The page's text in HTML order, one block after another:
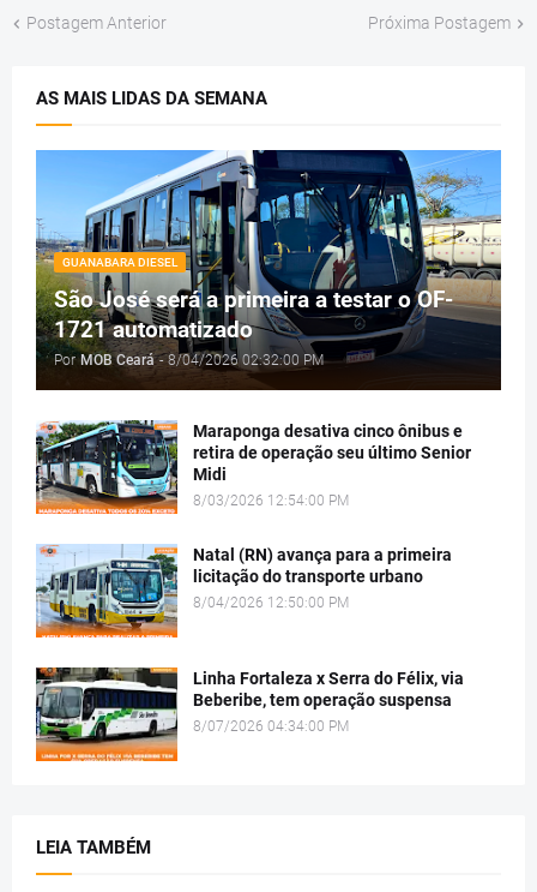
Postagem Anterior Próxima Postagem
AS MAIS LIDAS DA SEMANA
GUANABARA DIESEL
São José será a primeira a testar o OF-
1721 automatizado
Por MOB Ceará - 8/04/2026 02:32:00 PM
Maraponga desativa cinco ônibus e
retira de operação seu último Senior
Midi
8/03/2026 12:54:00 PM
Natal (RN) avança para a primeira
licitação do transporte urbano
8/04/2026 12:50:00 PM
Linha Fortaleza x Serra do Félix, via
Beberibe, tem operação suspensa
8/07/2026 04:34:00 PM
LEIA TAMBÉM